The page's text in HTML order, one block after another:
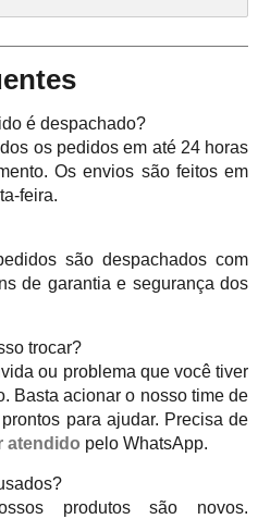
é despachado?
os pedidos em até 24 horas
Os envios são feitos em
feira.
são despachados com
de garantia e segurança dos
trocar?
ou problema que você tiver
Basta acionar o nosso time de
para ajudar. Precisa de
atendido pelo WhatsApp.
produtos são novos.